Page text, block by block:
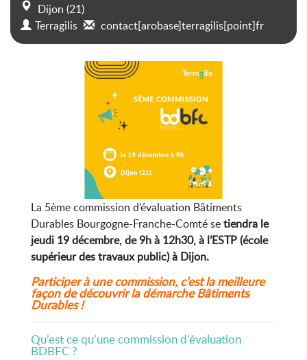
Dijon (21)
Terragilis
contact[arobase]terragilis[point]fr
La 5ème commission d’évaluation Bâtiments
Durables Bourgogne-Franche-Comté setiendra le
jeudi 19 décembre, de 9h à 12h30, à l’ESTP (école
supérieur des travaux public) à Dijon.
Participer à une commission, c’est la meilleure
façon de découvrir la démarche Bâtiments
Durables !
Qu’est ce qu’une commission d’évaluation
BDBFC ?